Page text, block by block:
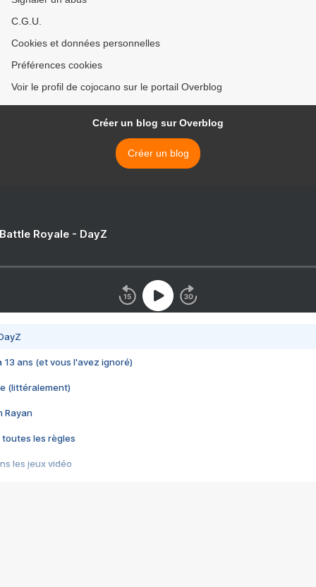
C.G.U.
Cookies et données personnelles
Préférences cookies
Voir le profil de cojocano sur le portail Overblog
Créer un blog sur Overblog
Créer un blog
Royale - DayZ
13 ans (et vous l'avez ignoré)
(littéralement)
Rayan
toutes les règles
les jeux vidéo